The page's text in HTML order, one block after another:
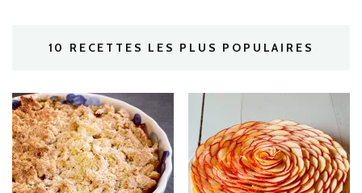
10 RECETTES LES PLUS POPULAIRES